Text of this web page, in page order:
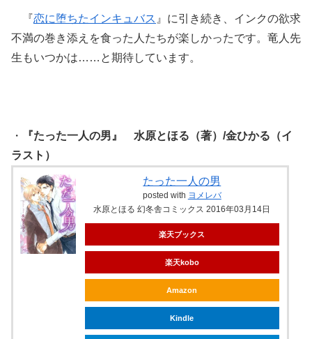
『恋に堕ちたインキュバス 』に引き続き、インクの欲求
不満の巻き添えを食った人たちが楽しかったです。竜人先
生もいつかは……と期待しています。
・
『たった一人の男』 水原とほる（著）/金ひかる（イ
ラスト）
たった一人の男
posted with ヨメレバ
水原とほる 幻冬舎コミックス 2016年03月14日
楽天ブックス
楽天kobo
Amazon
Kindle